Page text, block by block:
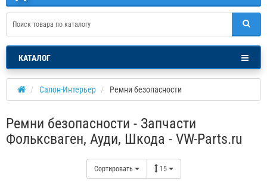
КАТАЛОГ
Салон-Интерьер Ремни безопасности
Ремни безопасности - Запчасти
Фольксваген, Ауди, Шкода - VW-Parts.ru
Сортировать 15